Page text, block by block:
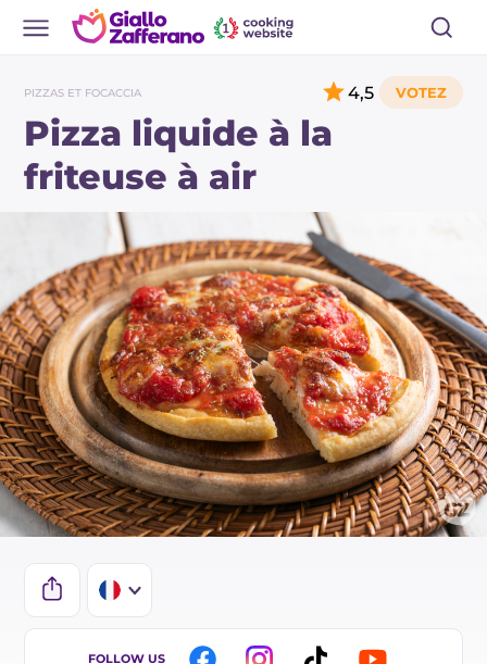
PIZZAS ET FOCACCIA
Pizza liquide à la
friteuse à air
4,5
IT
FOLLOW US